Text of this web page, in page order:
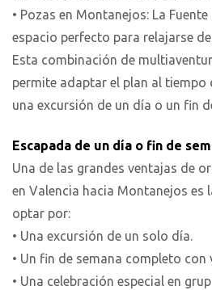
• Pozas en Montanejos: La
espacio perfecto para relajarse
Esta combinación de
permite adaptar el plan al tiempo
una excursión de un día o un fin
Escapada de un día o fin de
Una de las grandes ventajas de
en Valencia hacia Montanejos es
optar por:
• Una excursión de un solo día.
• Un fin de semana completo
• Una celebración especial en